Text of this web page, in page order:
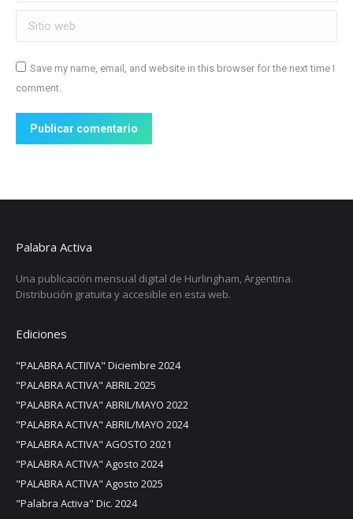
Sitio web
Save my name, email, and website in this browser for the next time I
comment.
Publicar comentario
Palabra Activa
Una publicación mensual digital de Hurlingham, Argentina.
Distribución gratuita y accesible en esta web.
Ediciones
"PALABRA ACTIIVA" Diciembre 2024
"PALABRA ACTIVA" ABRIL 2025
"PALABRA ACTIVA" ABRIL/MAYO 2022
"PALABRA ACTIVA" ABRIL/MAYO 2024
"PALABRA ACTIVA" AGOSTO 2021
"PALABRA ACTIVA" Agosto 2024
"PALABRA ACTIVA" Agosto 2025
"Palabra Activa" Dic. 2024